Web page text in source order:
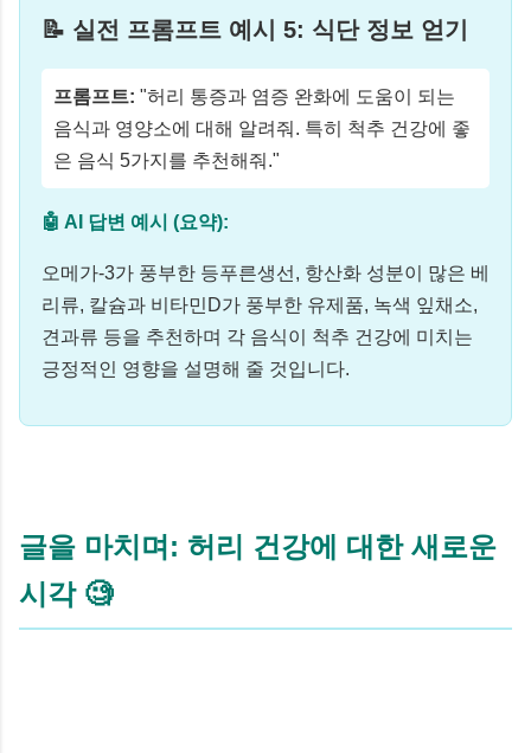
📝 실전 프롬프트 예시 5: 식단 정보 얻기
프롬프트: "허리 통증과 염증 완화에 도움이 되는
음식과 영양소에 대해 알려줘. 특히 척추 건강에 좋
은 음식 5가지를 추천해줘."
🤖 AI 답변 예시 (요약):
오메가-3가 풍부한 등푸른생선, 항산화 성분이 많은 베
리류, 칼슘과 비타민D가 풍부한 유제품, 녹색 잎채소,
견과류 등을 추천하며 각 음식이 척추 건강에 미치는
긍정적인 영향을 설명해 줄 것입니다.
글을 마치며: 허리 건강에 대한 새로운
시각 🧐